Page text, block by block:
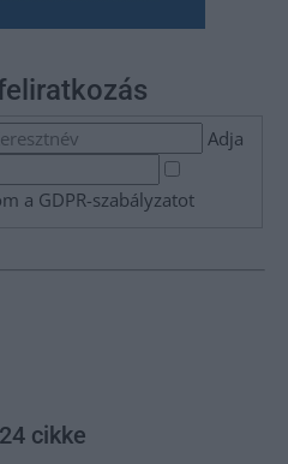
Adja
a GDPR-szabályzatot
cikke